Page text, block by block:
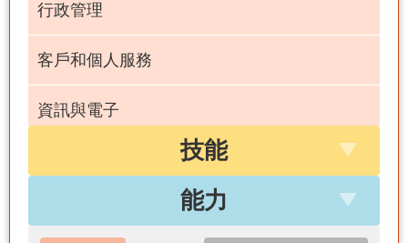
行政管理
客戶和個人服務
資訊與電子
技能
能力